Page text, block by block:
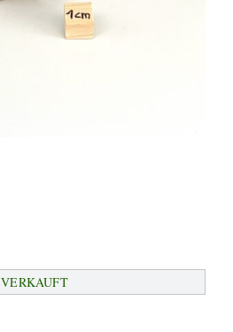
VERKAUFT